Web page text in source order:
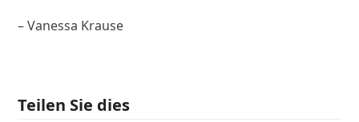
– Vanessa Krause
Teilen Sie dies